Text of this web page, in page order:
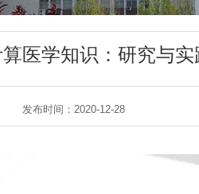
学知识：研究与实
发布时间：2020-12-28